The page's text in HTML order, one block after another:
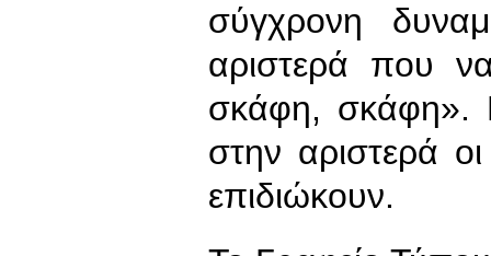
σύγχρονη
αριστερά που
σκάφη, σκάφη».
στην αριστερά
επιδιώκουν.